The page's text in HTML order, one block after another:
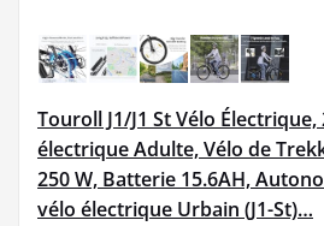
Touroll J1/J1 St Vélo Électrique,
électrique Adulte, Vélo de
250 W, Batterie 15.6AH,
vélo électrique Urbain (J1-St)…